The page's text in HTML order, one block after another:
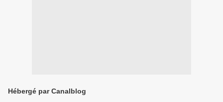
Hébergé par Canalblog